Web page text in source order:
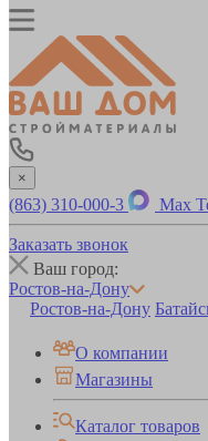
×
(863) 310-000-3 Max
Заказать звонок
Ваш город:
Ростов-на-Дону
Ростов-на-Дону
О компании
Магазины
Каталог товаров